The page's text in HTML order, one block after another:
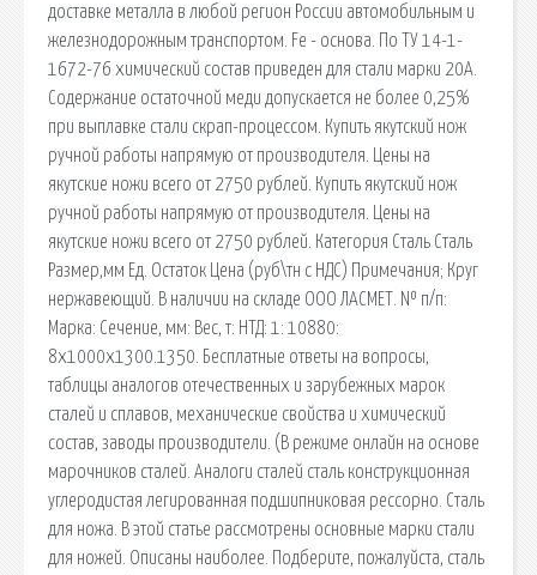
доставке металла в любой регион России автомобильным и
железнодорожным транспортом. Fe - основа. По ТУ 14-1-
1672-76 химический состав приведен для стали марки 20А.
Содержание остаточной меди допускается не более 0,25%
при выплавке стали скрап-процессом. Купить якутский нож
ручной работы напрямую от производителя. Цены на
якутские ножи всего от 2750 рублей. Купить якутский нож
ручной работы напрямую от производителя. Цены на
якутские ножи всего от 2750 рублей. Категория Сталь Сталь
Размер,мм Ед. Остаток Цена (руб\тн с НДС) Примечания; Круг
нержавеющий. В наличии на складе ООО ЛАСМЕТ. № п/п:
Марка: Сечение, мм: Вес, т: НТД: 1: 10880:
8х1000х1300.1350. Бесплатные ответы на вопросы,
таблицы аналогов отечественных и зарубежных марок
сталей и сплавов, механические свойства и химический
состав, заводы производители. (В режиме онлайн на основе
марочников сталей. Аналоги сталей сталь конструкционная
углеродистая легированная подшипниковая рессорно. Сталь
для ножа. В этой статье рассмотрены основные марки стали
для ножей. Описаны наиболее. Подберите, пожалуйста, сталь